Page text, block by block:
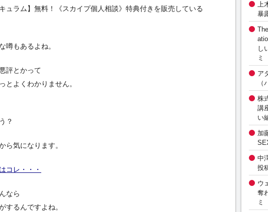
ュラム】無料！《スカイプ個人相談》特典付きを販売している
噂もあるよね。
評とかって
とよくわかりません。
？
ら気になります。
コレ・・・
なら
するんですよね。
上
暴
し
ミ
ア
株
講
い
加
中
投
ウ
奪
ミ